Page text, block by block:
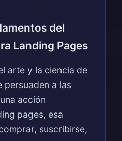
del
Landing Pages
arte y la ciencia de
persuaden a las
acción
pages, esa
suscribirse,